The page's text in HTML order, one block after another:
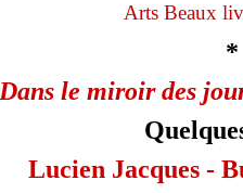
Arts Beaux
*
Dans le miroir des
Lucien Jacques -